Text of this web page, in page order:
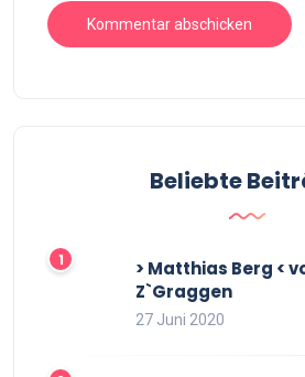
Beliebte
> Matthias Berg <
Z`Graggen
27 Juni 2020